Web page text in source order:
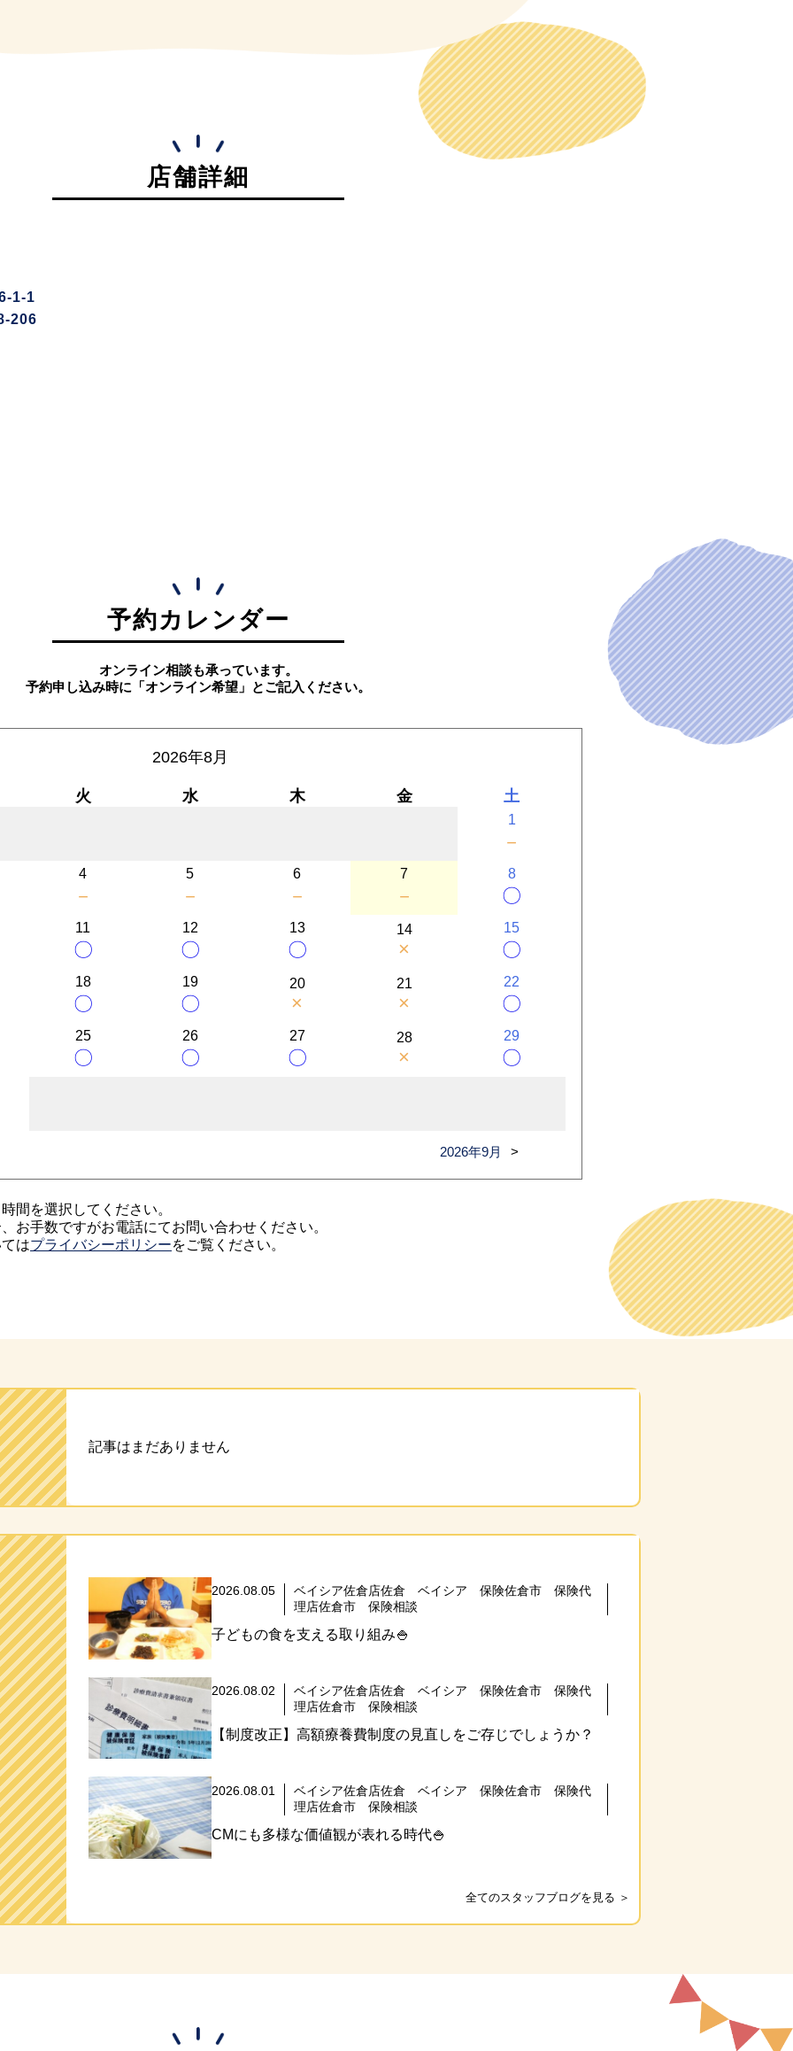
店舗詳細
1-1
206
予約カレンダー
オンライン相談も承っています。
予約申し込み時に「オンライン希望」とご記入ください。
2026年8月
火 水 木 金 土
1
－
4
－
5
－
6
－
7
－
8
〇
11
〇
12
〇
13
〇
14
×
15
〇
18
〇
19
〇
20
×
21
×
22
〇
25
〇
26
〇
27
〇
28
×
29
〇
2026年9月
間を選択してください。
お手数ですがお電話にてお問い合わせください。
はプライバシーポリシーをご覧ください。
記事はまだありません
2026.08.05
ベイシア佐倉店佐倉 ベイシア 保険佐倉市 保険代
理店佐倉市 保険相談
子どもの食を支える取り組み🍚
2026.08.02
ベイシア佐倉店佐倉 ベイシア 保険佐倉市 保険代
理店佐倉市 保険相談
【制度改正】高額療養費制度の見直しをご存じでしょうか？
2026.08.01
ベイシア佐倉店佐倉 ベイシア 保険佐倉市 保険代
理店佐倉市 保険相談
CMにも多様な価値観が表れる時代🍚
全てのスタッフブログを見る ＞